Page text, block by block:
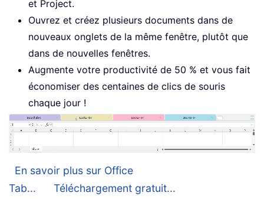
et Project.
Ouvrez et créez plusieurs documents dans de
nouveaux onglets de la même fenêtre, plutôt que
dans de nouvelles fenêtres.
Augmente votre productivité de 50 % et vous fait
économiser des centaines de clics de souris
chaque jour !
En savoir plus sur Office
Tab...
Téléchargement gratuit...